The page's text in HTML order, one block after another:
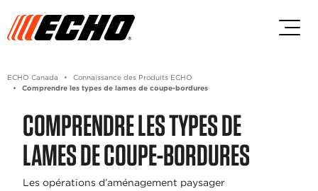
ECHO Canada
Connaissance des Produits ECHO
Comprendre les types de lames de coupe-bordures
COMPRENDRE LES TYPES DE
LAMES DE COUPE-BORDURES
Les opérations d’aménagement paysager